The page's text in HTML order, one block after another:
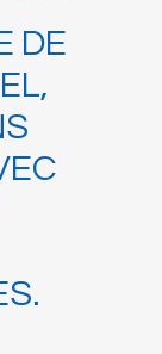
DE